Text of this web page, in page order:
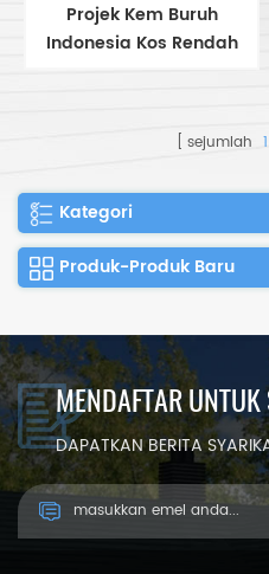
Projek Kem Buruh
Indonesia Kos Rendah
sejumlah 1
Kategori
Produk-Produk Baru
MENDAFTAR
DAPATKAN BERITA